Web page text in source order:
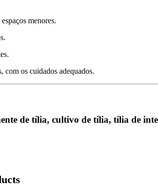
menores.
com os cuidados adequados.
de tília, cultivo de tília, tília de